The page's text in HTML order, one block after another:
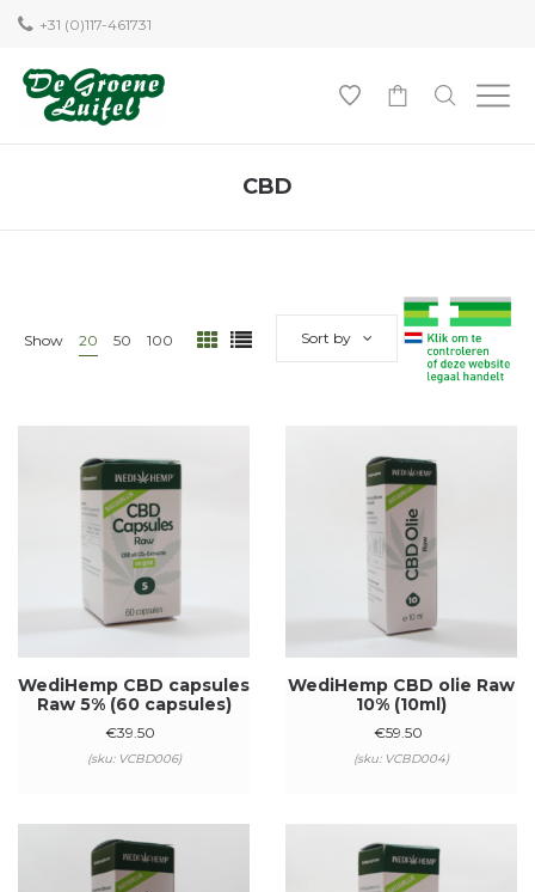
+31 (0)117-461731
CBD
Show 20 50 100 Sort by
WediHemp CBD capsules
Raw 5% (60 capsules)
€39.50
(sku: VCBD006)
WediHemp CBD olie Raw
10% (10ml)
€59.50
(sku: VCBD004)